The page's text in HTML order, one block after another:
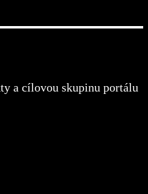
a cílovou skupinu portálu